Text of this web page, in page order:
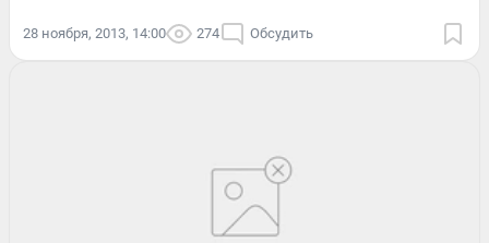
28 ноября, 2013, 14:00 274 Обсудить